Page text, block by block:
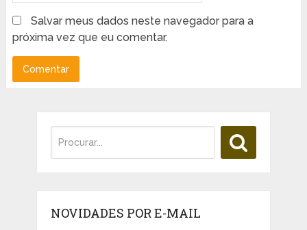
Salvar meus dados neste navegador para a
próxima vez que eu comentar.
NOVIDADES POR E-MAIL